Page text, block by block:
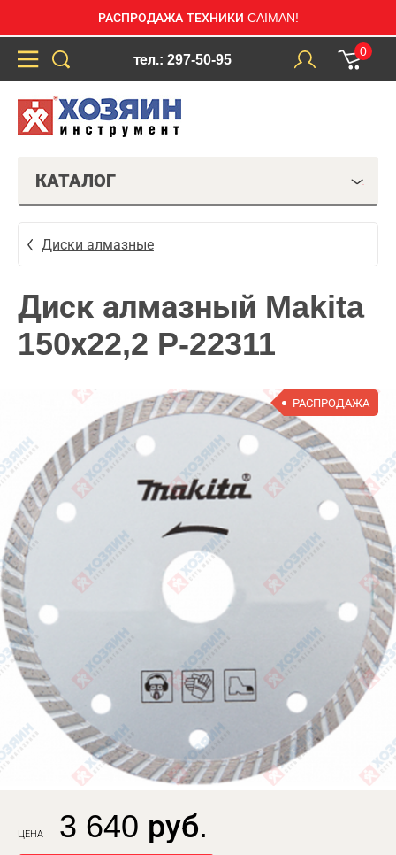
РАСПРОДАЖА ТЕХНИКИ CAIMAN!
тел.: 297-50-95
0
КАТАЛОГ
Диски алмазные
Диск алмазный Makita
150х22,2 P-22311
РАСПРОДАЖА
ЦЕНА 3 640 руб.